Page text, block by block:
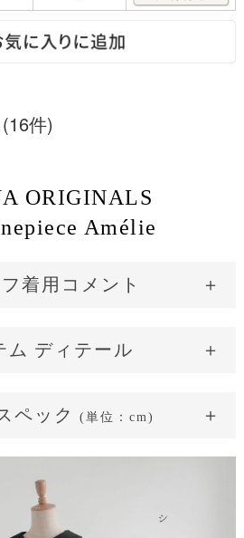
(16件)
ORIGINALS
Amélie
着用コメント
イプ：ウェーブ
サイズ：36(SS)
が完全に隠れます。
り：余裕があります。
ム ディテール
シンプルな
ペック (単位：cm)
100